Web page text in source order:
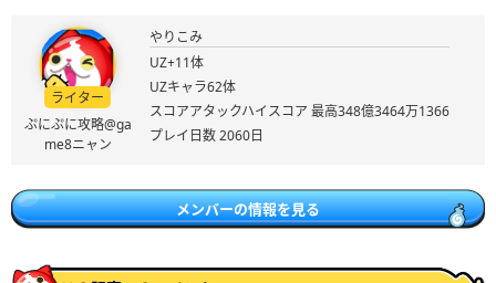
ライター
ぷにぷに攻略@ga
me8ニャン
やりこみ
UZ+11体
UZキャラ62体
スコアアタックハイスコア 最高348億3464万1366
プレイ日数 2060日
メンバーの情報を見る